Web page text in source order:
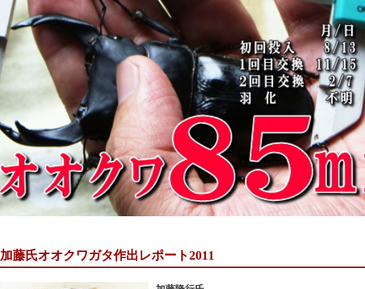
加藤氏オオクワガタ作出レポート2011